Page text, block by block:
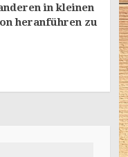
in kleinen
heranführen zu